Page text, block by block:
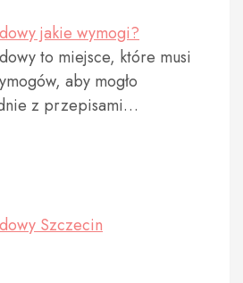
jakie wymogi?
to miejsce, które musi
aby mogło
z przepisami…
Szczecin